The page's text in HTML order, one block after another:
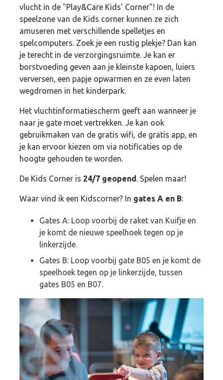
vlucht in de "Play&Care Kids' Corner"! In de
speelzone van de Kids corner kunnen ze zich
amuseren met verschillende spelletjes en
spelcomputers. Zoek je een rustig plekje? Dan kan
je terecht in de verzorgingsruimte. Je kan er
borstvoeding geven aan je kleinste kapoen, luiers
verversen, een papje opwarmen en ze even laten
wegdromen in het kinderpark.
Het vluchtinformatiescherm geeft aan wanneer je
naar je gate moet vertrekken. Je kan ook
gebruikmaken van de gratis wifi, de gratis app, en
je kan ervoor kiezen om via notificaties op de
hoogte gehouden te worden.
De Kids Corner is 24/7 geopend. Spelen maar!
Waar vind ik een Kidscorner? In gates A en B:
Gates A: Loop voorbij de raket van Kuifje en
je komt de nieuwe speelhoek tegen op je
linkerzijde.
Gates B: Loop voorbij gate B05 en je komt de
speelhoek tegen op je linkerzijde, tussen
gates B05 en B07.